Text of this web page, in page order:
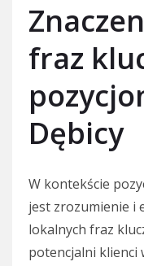
fraz
Dębicy
W kontekście
jest zrozumienie i
lokalnych fraz
potencjalni klienci